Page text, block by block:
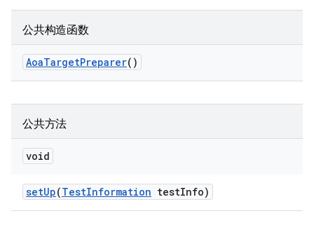
公共构造函数
AoaTargetPreparer()
公共方法
void
setUp(TestInformation testInfo)